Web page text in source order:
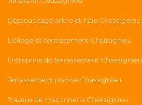
Dessouchage arbre et haie Chassignieu
Dallage et terrassement Chassignieu
Entreprise de terrassement Chassignieu
Terrassement piscine Chassignieu
Travaux de maçonnerie Chassignieu